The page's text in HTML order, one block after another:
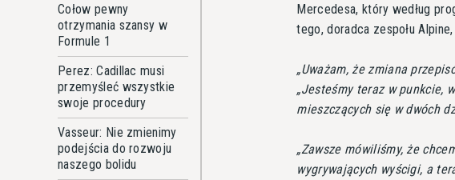
Cołow pewny
otrzymania szansy w
Formule 1
Perez: Cadillac musi
przemyśleć wszystkie
swoje procedury
Vasseur: Nie zmienimy
podejścia do rozwoju
naszego bolidu
Mercedesa, który według
tego, doradca zespołu
Uważam, że zmiana
Jesteśmy teraz w punkcie,
mieszczących się w dwóch
Zawsze mówiliśmy, że
wygrywających wyścigi, a